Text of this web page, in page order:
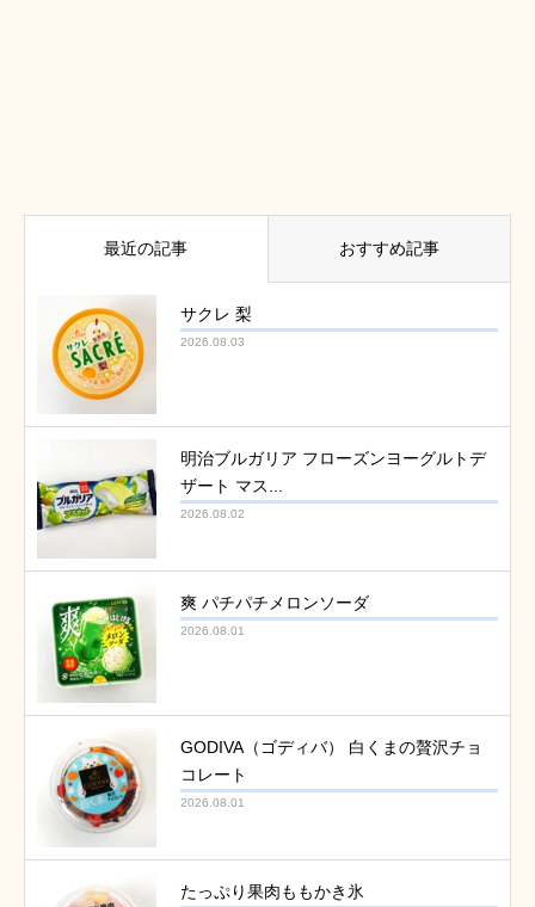
最近の記事 おすすめ記事
サクレ 梨
2026.08.03
明治ブルガリア フローズンヨーグルトデ
ザート マス...
2026.08.02
爽 パチパチメロンソーダ
2026.08.01
GODIVA（ゴディバ） 白くまの贅沢チョ
コレート
2026.08.01
たっぷり果肉ももかき氷